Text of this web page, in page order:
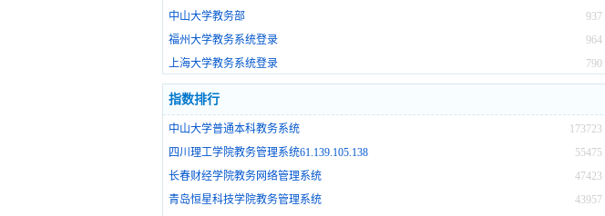
937
中山大学教务部
964
福州大学教务系统登录
790
上海大学教务系统登录
指数排行
173723
中山大学普通本科教务系统
55475
四川理工学院教务管理系统61.139.105.138
47423
长春财经学院教务网络管理系统
43957
青岛恒星科技学院教务管理系统